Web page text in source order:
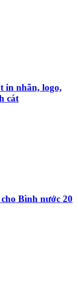
in nhãn, logo,
cát
Bình nước 20